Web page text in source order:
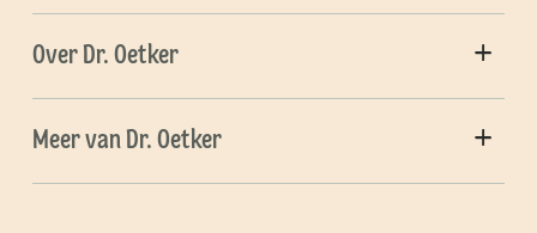
Over Dr. Oetker
Meer van Dr. Oetker